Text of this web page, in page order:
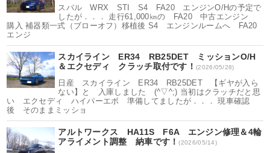
スバル WRX STI S4 FA20 エンジンO/Hの予定で
したが．．． 走行61,000㎞の FA20 中古エンジン
購入 補器類一式（ブローオフ）移植後 S4 エンジンルームへ FA20
エンジ
スカイライン ER34 RB25DET ミッションO/H
＆エクセディ クラッチ取付です！(2026/05/28)
日産 スカイライン ER34 RB25DET 【ギヤが入ら
ない】と 入庫しました (^▽^;) 当初はクラッチだと思
い エクセディ ハイパーエボ 準備してましたが．．． 現車確認
後 そのままミッショ
アルトワークス HA11S F6A エンジン修理＆4輪
アライメント調整 納車です！(2026/05/14)